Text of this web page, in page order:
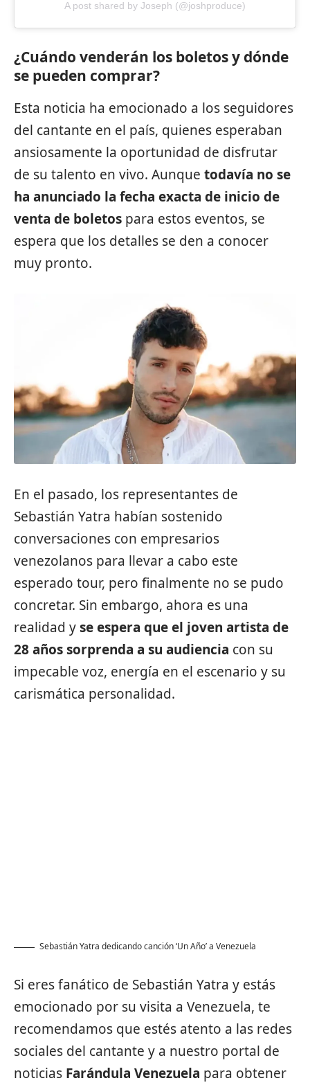
A post shared by Joseph (@joshproduce)
¿Cuándo venderán los boletos y dónde
se pueden comprar?
Esta noticia ha emocionado a los seguidores
del cantante en el país, quienes esperaban
ansiosamente la oportunidad de disfrutar
de su talento en vivo. Aunque todavía no se
ha anunciado la fecha exacta de inicio de
venta de boletos para estos eventos, se
espera que los detalles se den a conocer
muy pronto.
En el pasado, los representantes de
Sebastián Yatra habían sostenido
conversaciones con empresarios
venezolanos para llevar a cabo este
esperado tour, pero finalmente no se pudo
concretar. Sin embargo, ahora es una
realidad yse espera que el joven artista de
28 años sorprenda a su audiencia con su
impecable voz, energía en el escenario y su
carismática personalidad.
Sebastián Yatra dedicando canción ‘Un Año’ a Venezuela
Si eres fanático de Sebastián Yatra y estás
emocionado por su visita a Venezuela, te
recomendamos que estés atento a las redes
sociales del cantante y a nuestro portal de
noticias Farándula Venezuela para obtener